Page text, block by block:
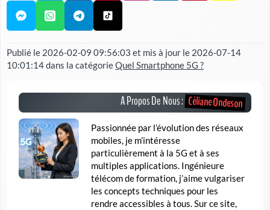
Publié le 2026-02-09 09:56:03 et mis à jour le 2026-07-14
10:01:14dans la catégorieQuel Smartphone 5G ?
A Propos De Nous : Céliane Ondeson
Passionnée par l’évolution des réseaux
mobiles, je m’intéresse
particulièrement à la 5G et à ses
multiples applications. Ingénieure
télécom de formation, j’aime vulgariser
les concepts techniques pour les
rendre accessibles à tous. Sur ce site,